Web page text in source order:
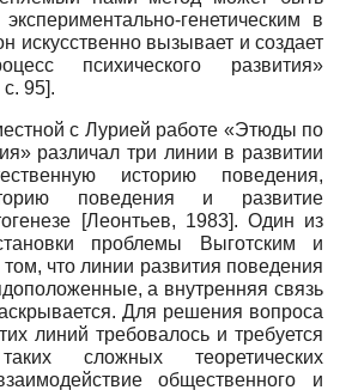
генетическим в
искусственно вызывает и создает
психического развития»
с. 95].
с Лурией работе «Этюды по
различал три линии в развитии
историю поведения,
поведения и развитие
[Леонтьев, 1983]. Один из
проблемы Выготским и
что линии развития поведения
а внутренняя связь
Для решения вопроса
линий требовалось и требуется
сложных теоретических
общественного и